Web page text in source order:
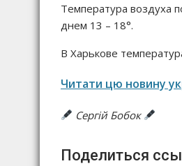
Температура воздуха
днем 13 – 18°.
В Харькове
Читати цю новину
Сергій Бобок
Поделиться